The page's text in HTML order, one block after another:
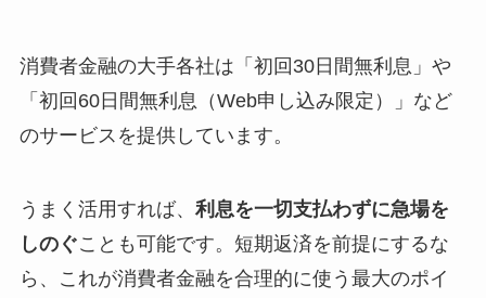
消費者金融の大手各社は「初回30日間無利息」や
「初回60日間無利息（Web申し込み限定）」など
のサービスを提供しています。
うまく活用すれば、 利息を一切支払わずに急場を
しのぐことも可能です。短期返済を前提にするな
ら、これが消費者金融を合理的に使う最大のポイ